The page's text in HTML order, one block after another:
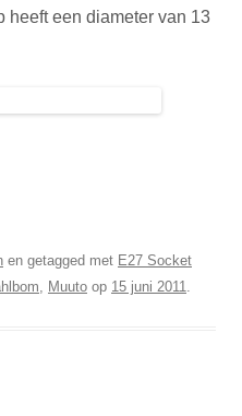
een diameter van 13
en getagged met E27 Socket
, Muuto op 15 juni 2011.